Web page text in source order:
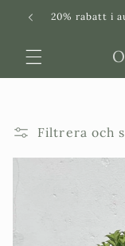
Svenska20% rabatt i
Filtrera och